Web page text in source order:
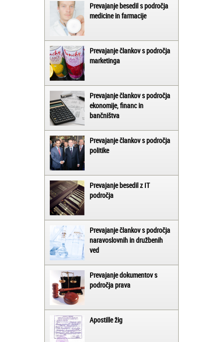
Prevajanje besedil s področja
medicine in farmacije
Prevajanje člankov s področja
marketinga
Prevajanje člankov s področja
ekonomije, financ in
bančništva
Prevajanje člankov s področja
politike
Prevajanje besedil z IT
področja
Prevajanje člankov s področja
naravoslovnih in družbenih
ved
Prevajanje dokumentov s
področja prava
Apostille žig